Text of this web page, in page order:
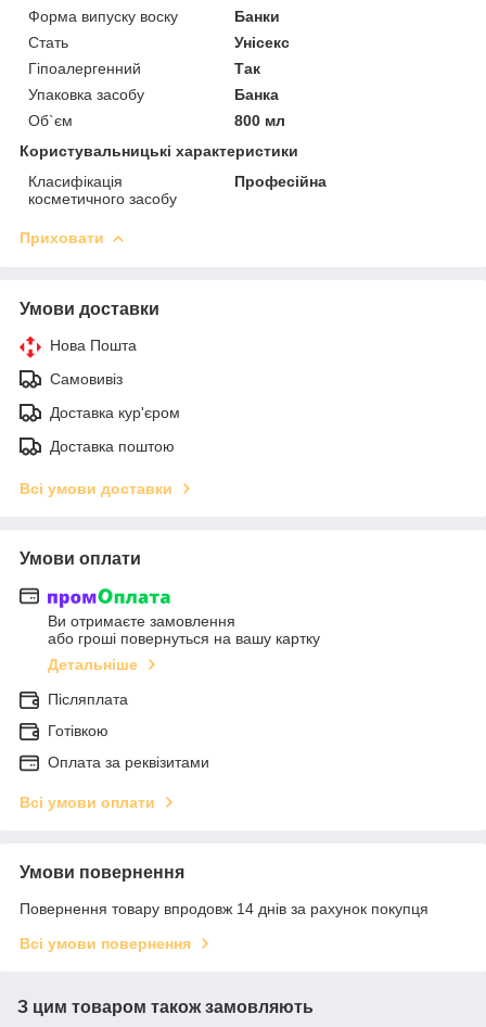
Форма випуску воску
Банки
Стать
Унісекс
Гіпоалергенний
Так
Упаковка засобу
Банка
Об`єм
800 мл
Користувальницькі характеристики
Класифікація
косметичного засобу
Професійна
Приховати
Умови доставки
Нова Пошта
Самовивіз
Доставка кур'єром
Доставка поштою
Всі умови доставки
Умови оплати
Ви отримаєте замовлення
або гроші повернуться на вашу картку
Детальніше
Післяплата
Готівкою
Оплата за реквізитами
Всі умови оплати
Умови повернення
Повернення товару впродовж 14 днів за рахунок покупця
Всі умови повернення
З цим товаром також замовляють